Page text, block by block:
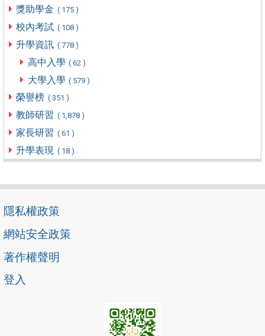
獎助學金 ( 175 )
校內考試 ( 108 )
升學資訊 ( 778 )
高中入學 ( 62 )
大學入學 ( 579 )
榮譽榜 ( 351 )
教師研習 ( 1,878 )
家長研習 ( 61 )
升學表現 ( 18 )
隱私權政策
網站安全政策
著作權聲明
登入